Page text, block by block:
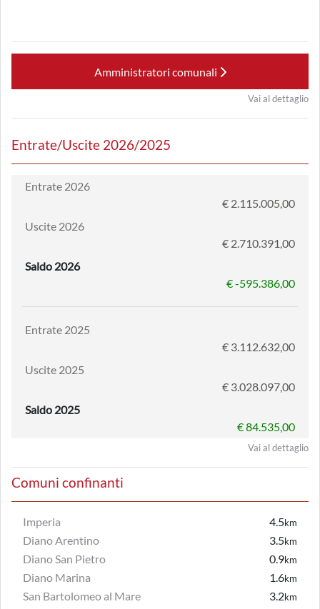
Amministratori comunali
Vai al dettaglio
Entrate/Uscite 2026/2025
Entrate 2026
€ 2.115.005,00
Uscite 2026
€ 2.710.391,00
Saldo 2026
€ -595.386,00
Entrate 2025
€ 3.112.632,00
Uscite 2025
€ 3.028.097,00
Saldo 2025
€ 84.535,00
Vai al dettaglio
Comuni confinanti
Imperia 4.5km
Diano Arentino 3.5km
Diano San Pietro 0.9km
Diano Marina 1.6km
San Bartolomeo al Mare 3.2km